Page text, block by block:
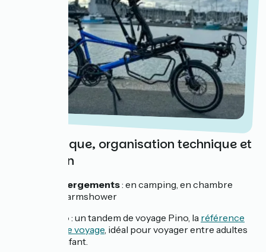
Côté pratique, organisation technique et
orientation
Types d'hébergements: en camping, en chambre
d'hôtes, en warmshower
Type de vélo : un tandem de voyage Pino, la référence
des tandem de voyage, idéal pour voyager entre adultes
ou avec un enfant.